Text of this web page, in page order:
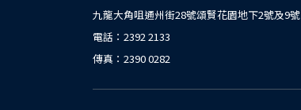
九龍大角咀通州街28號頌賢花園地下2號及9號
電話：2392 2133
傳真：2390 0282